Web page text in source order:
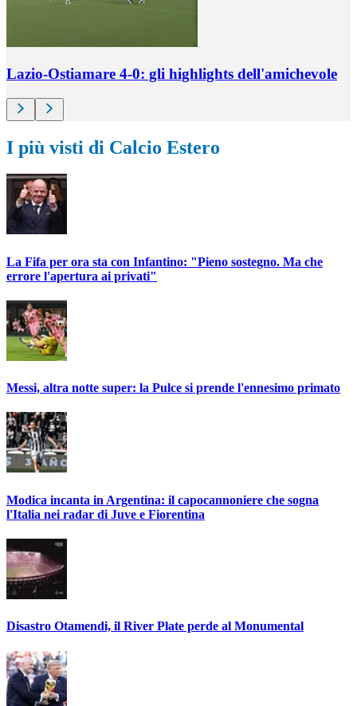
Lazio-Ostiamare 4-0: gli highlights dell'amichevole
I più visti di Calcio Estero
La Fifa per ora sta con Infantino: "Pieno sostegno. Ma che
errore l'apertura ai privati"
Messi, altra notte super: la Pulce si prende l'ennesimo primato
Modica incanta in Argentina: il capocannoniere che sogna
l'Italia nei radar di Juve e Fiorentina
Disastro Otamendi, il River Plate perde al Monumental